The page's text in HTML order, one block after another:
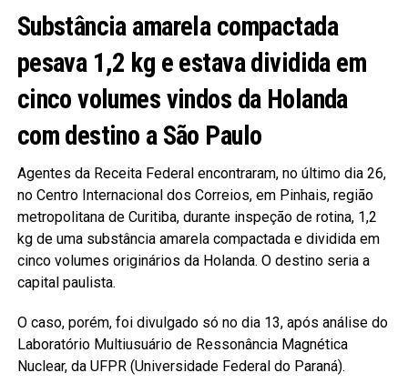
Substância amarela compactada
pesava 1,2 kg e estava dividida em
cinco volumes vindos da Holanda
com destino a São Paulo
Agentes da Receita Federal encontraram, no último dia 26,
no Centro Internacional dos Correios, em Pinhais, região
metropolitana de Curitiba, durante inspeção de rotina, 1,2
kg de uma substância amarela compactada e dividida em
cinco volumes originários da Holanda. O destino seria a
capital paulista.
O caso, porém, foi divulgado só no dia 13, após análise do
Laboratório Multiusuário de Ressonância Magnética
Nuclear, da UFPR (Universidade Federal do Paraná).